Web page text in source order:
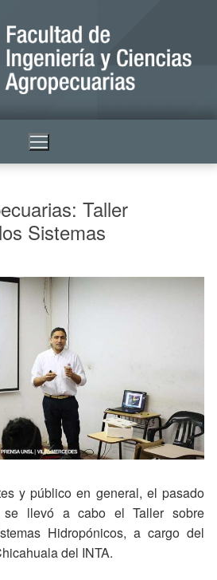
Taller
Sistemas
y público en general, el pasado
llevó a cabo el Taller sobre
Hidropónicos, a cargo del
del INTA.